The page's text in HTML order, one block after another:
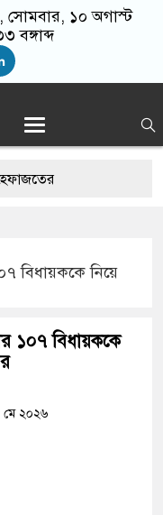
সোমবার, ১০ অগাস্ট
বঙ্গাব্দ
পাস
জানেন
বিধায়ককে নিয়ে
১০৭ বিধায়ককে
মে ২০২৬